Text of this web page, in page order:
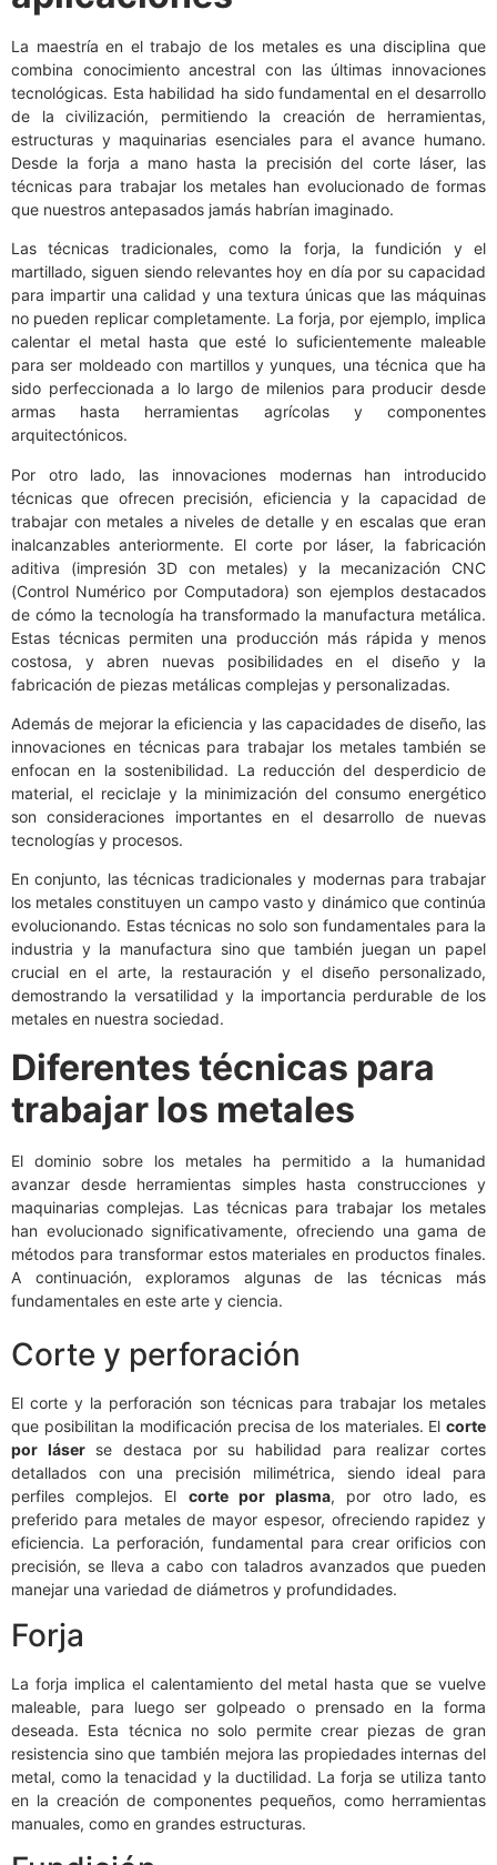
La maestría en el trabajo de los metales es una disciplina que
combina conocimiento ancestral con las últimas innovaciones
tecnológicas. Esta habilidad ha sido fundamental en el desarrollo
de la civilización, permitiendo la creación de herramientas,
estructuras y maquinarias esenciales para el avance humano.
Desde la forja a mano hasta la precisión del corte láser, las
técnicas para trabajar los metales han evolucionado de formas
que nuestros antepasados jamás habrían imaginado.
Las técnicas tradicionales, como la forja, la fundición y el
martillado, siguen siendo relevantes hoy en día por su capacidad
para impartir una calidad y una textura únicas que las máquinas
no pueden replicar completamente. La forja, por ejemplo, implica
calentar el metal hasta que esté lo suficientemente maleable
para ser moldeado con martillos y yunques, una técnica que ha
sido perfeccionada a lo largo de milenios para producir desde
armas hasta herramientas agrícolas y componentes
arquitectónicos.
Por otro lado, las innovaciones modernas han introducido
técnicas que ofrecen precisión, eficiencia y la capacidad de
trabajar con metales a niveles de detalle y en escalas que eran
inalcanzables anteriormente. El corte por láser, la fabricación
aditiva (impresión 3D con metales) y la mecanización CNC
(Control Numérico por Computadora) son ejemplos destacados
de cómo la tecnología ha transformado la manufactura metálica.
Estas técnicas permiten una producción más rápida y menos
costosa, y abren nuevas posibilidades en el diseño y la
fabricación de piezas metálicas complejas y personalizadas.
Además de mejorar la eficiencia y las capacidades de diseño, las
innovaciones en técnicas para trabajar los metales también se
enfocan en la sostenibilidad. La reducción del desperdicio de
material, el reciclaje y la minimización del consumo energético
son consideraciones importantes en el desarrollo de nuevas
tecnologías y procesos.
En conjunto, las técnicas tradicionales y modernas para trabajar
los metales constituyen un campo vasto y dinámico que continúa
evolucionando. Estas técnicas no solo son fundamentales para la
industria y la manufactura sino que también juegan un papel
crucial en el arte, la restauración y el diseño personalizado,
demostrando la versatilidad y la importancia perdurable de los
metales en nuestra sociedad.
Diferentes técnicas para
trabajar los metales
El dominio sobre los metales ha permitido a la humanidad
avanzar desde herramientas simples hasta construcciones y
maquinarias complejas. Las técnicas para trabajar los metales
han evolucionado significativamente, ofreciendo una gama de
métodos para transformar estos materiales en productos finales.
A continuación, exploramos algunas de las técnicas más
fundamentales en este arte y ciencia.
Corte y perforación
El corte y la perforación son técnicas para trabajar los metales
que posibilitan la modificación precisa de los materiales. El corte
por láserse destaca por su habilidad para realizar cortes
detallados con una precisión milimétrica, siendo ideal para
perfiles complejos. El corte por plasma, por otro lado, es
preferido para metales de mayor espesor, ofreciendo rapidez y
eficiencia. La perforación, fundamental para crear orificios con
precisión, se lleva a cabo con taladros avanzados que pueden
manejar una variedad de diámetros y profundidades.
Forja
La forja implica el calentamiento del metal hasta que se vuelve
maleable, para luego ser golpeado o prensado en la forma
deseada. Esta técnica no solo permite crear piezas de gran
resistencia sino que también mejora las propiedades internas del
metal, como la tenacidad y la ductilidad. La forja se utiliza tanto
en la creación de componentes pequeños, como herramientas
manuales, como en grandes estructuras.